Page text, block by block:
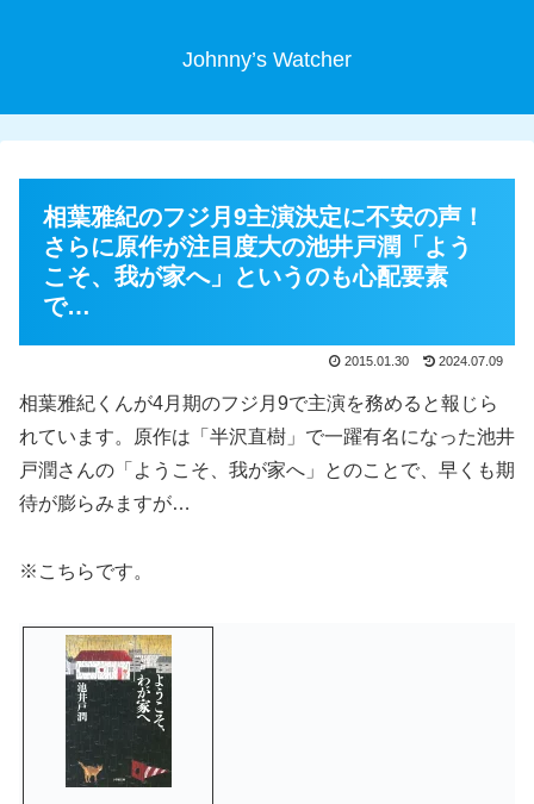
Johnny’s Watcher
相葉雅紀のフジ月9主演決定に不安の声！
さらに原作が注目度大の池井戸潤「よう
こそ、我が家へ」というのも心配要素
で…
2015.01.30 2024.07.09
相葉雅紀くんが4月期のフジ月9で主演を務めると報じら
れています。原作は「半沢直樹」で一躍有名になった池井
戸潤さんの「ようこそ、我が家へ」とのことで、早くも期
待が膨らみますが…
※こちらです。